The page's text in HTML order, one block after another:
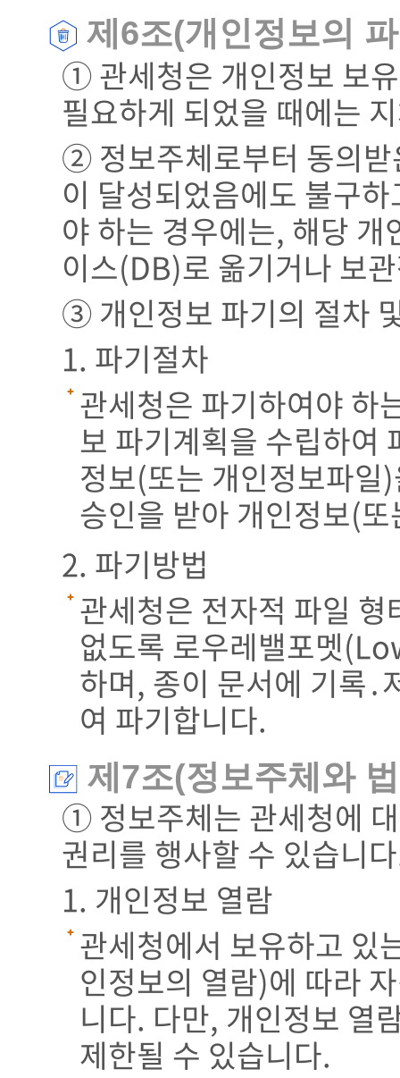
제6조(개인정보의
① 관세청은 개인정보 보
필요하게 되었을 때에는
② 정보주체로부터 동의받
이 달성되었음에도 불구
야 하는 경우에는, 해당
이스(DB)로 옮기거나 보
③ 개인정보 파기의 절차
1. 파기절차
관세청은 파기하여야 하
보 파기계획을 수립하여
정보(또는 개인정보파일
승인을 받아 개인정보(
2. 파기방법
관세청은 전자적 파일
없도록 로우레밸포멧
하며, 종이 문서에 기록․
여 파기합니다.
제7조(정보주체와
① 정보주체는 관세청에
권리를 행사할 수 있습니
1. 개인정보 열람
관세청에서 보유하고 있
인정보의 열람)에 따라
니다. 다만, 개인정보 열
제한될 수 있습니다.